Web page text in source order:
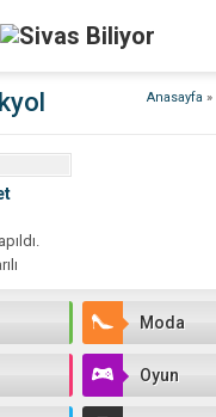
Anasayfa »
AKYOL
Moda
Oyun